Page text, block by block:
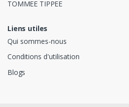
TOMMEE TIPPEE
Liens utiles
Qui sommes-nous
Conditions d'utilisation
Blogs